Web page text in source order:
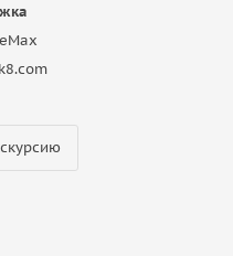
Max